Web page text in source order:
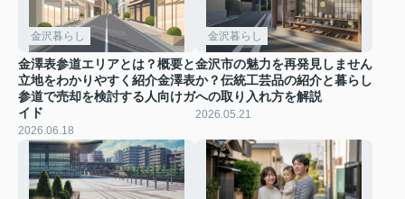
金沢暮らし
金澤表参道エリアとは？概要と
立地をわかりやすく紹介金澤表
参道で売却を検討する人向けガ
イド
2026.06.18
金沢暮らし
金沢市の魅力を再発見しません
か？伝統工芸品の紹介と暮らし
への取り入れ方を解説
2026.05.21